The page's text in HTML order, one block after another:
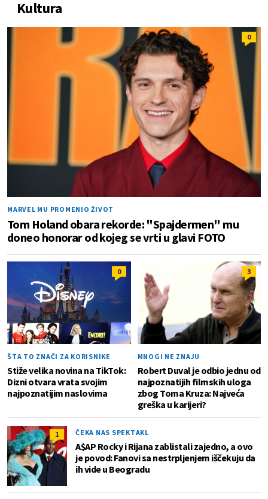
Kultura
0
MARVEL MU PROMENIO ŽIVOT
Tom Holand obara rekorde: "Spajdermen" mu
doneo honorar od kojeg se vrti u glavi FOTO
0
ŠTA TO ZNAČI ZA KORISNIKE
Stiže velika novina na TikTok:
Dizni otvara vrata svojim
najpoznatijim naslovima
3
MNOGI NE ZNAJU
Robert Duval je odbio jednu od
najpoznatijih filmskih uloga
zbog Toma Kruza: Najveća
greška u karijeri?
1 ČEKA NAS SPEKTAKL
A$AP Rocky i Rijana zablistali zajedno, a ovo
je povod: Fanovi sa nestrpljenjem iščekuju da
ih vide u Beogradu